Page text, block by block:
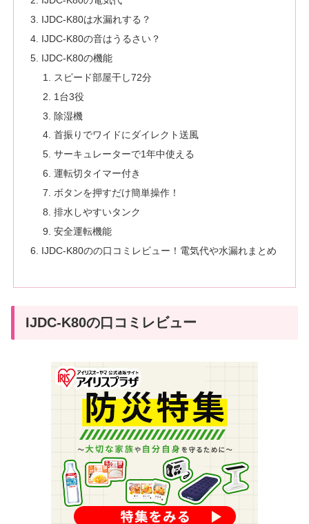
IJDC-K80は水漏れする？
IJDC-K80の音はうるさい？
IJDC-K80の機能
スピード部屋干し72分
1台3役
除湿機
首振りでワイドにダイレクト送風
サーキュレーターで1年中使える
運転切タイマー付き
ボタンを押すだけ簡単操作！
排水しやすいタンク
安全運転機能
IJDC-K80のの口コミレビュー！電気代や水漏れまとめ
IJDC-K80の口コミレビュー